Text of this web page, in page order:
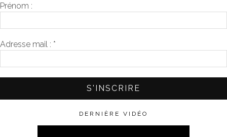
Prénom :
Adresse mail : *
DERNIÈRE VIDÉO